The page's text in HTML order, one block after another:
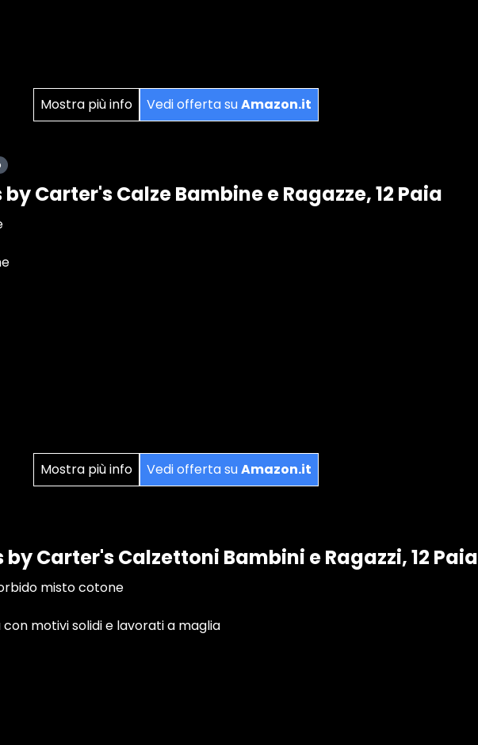
Mostra più info Vedi offerta suAmazon.it
Carter's Calze Bambine e Ragazze, 12 Paia
Mostra più info Vedi offerta suAmazon.it
by Carter's Calzettoni Bambini e Ragazzi, 12 Paia
misto cotone
motivi solidi e lavorati a maglia